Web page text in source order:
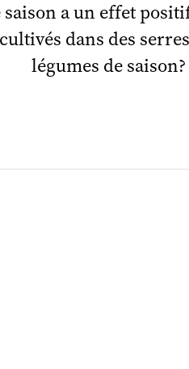
saison a un effet
dans des
légumes de saison?